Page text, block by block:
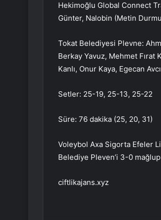
Hekimoğlu Global Connect
Günter, Nalobin (Metin
Tokat Belediyesi Plevne:
Berkay Yavuz, Mehmet Fırat
Kanlı, Onur Kaya, Egecan
Setler: 25-19, 25-13, 25-22
Süre: 76 dakika (25, 20, 31)
Voleybol Axa Sigorta Efeler
Belediye Pleven’i 3-0
ciftlikajans.xyz